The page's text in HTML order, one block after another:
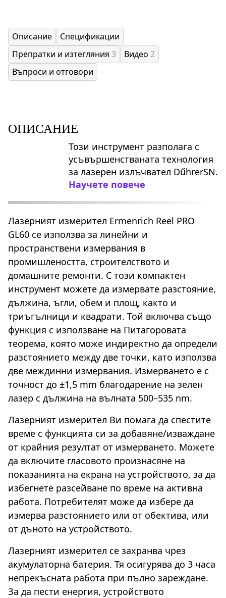
Описание
Спецификации
Препратки и изтегляния 3 Видео 2
Въпроси и отговори
ОПИСАНИЕ
Този инструмент разполага с
усъвършенстваната технология
за лазерен излъчвател DűhrerSN.
Научете повече
Лазерният измерител Ermenrich Reel PRO
GL60 се използва за линейни и
пространствени измервания в
промишлеността, строителството и
домашните ремонти. С този компактен
инструмент можете да измервате разстояние,
дължина, ъгли, обем и площ, както и
триъгълници и квадрати. Той включва също
функция с използване на Питагоровата
теорема, която може индиректно да определи
разстоянието между две точки, като използва
две междинни измервания. Измерването е с
точност до ±1,5 mm благодарение на зелен
лазер с дължина на вълната 500–535 nm.
Лазерният измерител Ви помага да спестите
време с функцията си за добавяне/изваждане
от крайния резултат от измерването. Можете
да включите гласовото произнасяне на
показанията на екрана на устройството, за да
избегнете разсейване по време на активна
работа. Потребителят може да избере да
измерва разстоянието или от обектива, или
от дъното на устройството.
Лазерният измерител се захранва чрез
акумулаторна батерия. Тя осигурява до 3 часа
непрекъсната работа при пълно зареждане.
За да пести енергия, устройството